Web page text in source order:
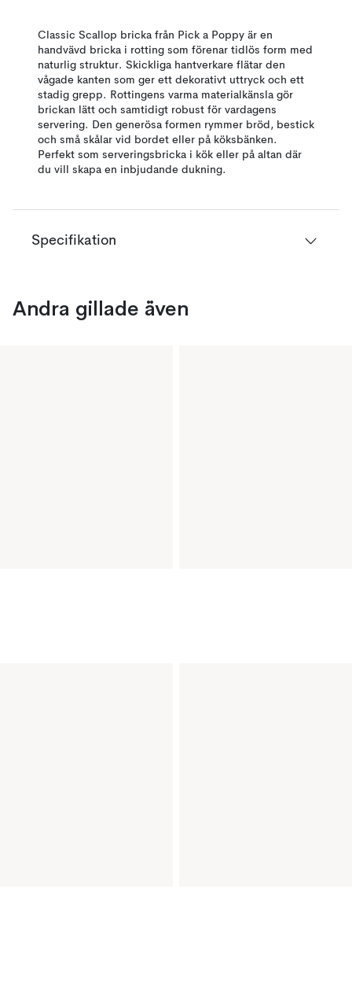
Classic Scallop bricka från Pick a Poppy är en
handvävd bricka i rotting som förenar tidlös form med
naturlig struktur. Skickliga hantverkare flätar den
vågade kanten som ger ett dekorativt uttryck och ett
stadig grepp. Rottingens varma materialkänsla gör
brickan lätt och samtidigt robust för vardagens
servering. Den generösa formen rymmer bröd, bestick
och små skålar vid bordet eller på köksbänken.
Perfekt som serveringsbricka i kök eller på altan där
du vill skapa en inbjudande dukning.
Specifikation
Andra gillade även